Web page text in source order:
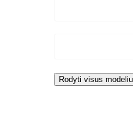
Rodyti visus